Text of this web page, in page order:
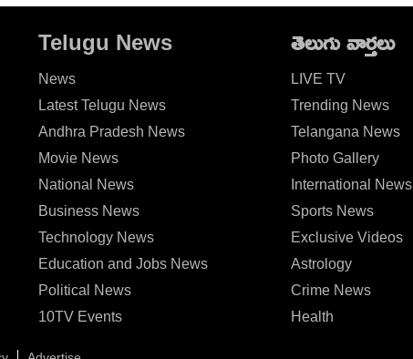
Telugu News
News
Latest Telugu News
Andhra Pradesh News
Movie News
National News
Business News
Technology News
Education and Jobs News
Political News
10TV Events
తెలుగు వార్తలు
LIVE TV
Trending News
Telangana News
Photo Gallery
International News
Sports News
Exclusive Videos
Astrology
Crime News
Health